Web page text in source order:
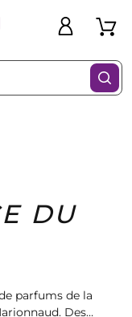
Bons
Plans
DU
parfums de la
Des
Filtres